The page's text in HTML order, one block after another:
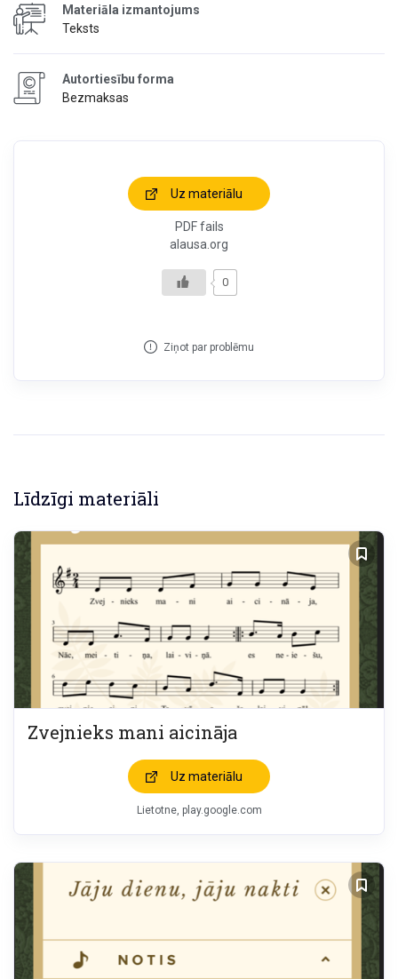
Materiāla izmantojums
Teksts
Autortiesību forma
Bezmaksas
Uz materiālu
PDF fails
alausa.org
0
Ziņot par problēmu
Līdzīgi materiāli
Zvejnieks mani aicināja
Uz materiālu
Lietotne, play.google.com